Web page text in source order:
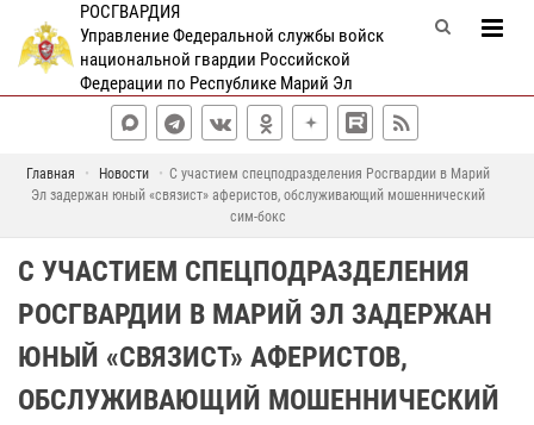
РОСГВАРДИЯ
Управление Федеральной службы войск
национальной гвардии Российской
Федерации по Республике Марий Эл
Главная Новости
С участием спецподразделения Росгвардии в Марий
Эл задержан юный «связист» аферистов, обслуживающий мошеннический
сим-бокс
С УЧАСТИЕМ СПЕЦПОДРАЗДЕЛЕНИЯ
РОСГВАРДИИ В МАРИЙ ЭЛ ЗАДЕРЖАН
ЮНЫЙ «СВЯЗИСТ» АФЕРИСТОВ,
ОБСЛУЖИВАЮЩИЙ МОШЕННИЧЕСКИЙ